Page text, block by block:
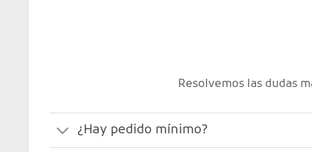
Resolvemos las dudas
¿Hay pedido mínimo?